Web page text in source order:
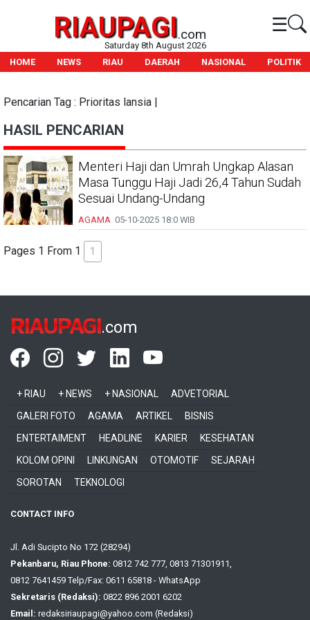
RIAUPAGI.com ☰
Saturday 8th August 2026
HOME
NEWS RIAU DAERAH NASIONAL POLITIK
Pencarian Tag : Prioritas lansia |
HASIL PENCARIAN
Menteri Haji dan Umrah Ungkap Alasan
Masa Tunggu Haji Jadi 26,4 Tahun Sudah
Sesuai Undang-Undang
AGAMA 05-10-2025 18:0 WIB
Pages 1 From 1 1
RIAUPAGI.com
+ RIAU + NEWS + NASIONAL
ADVETORIAL
GALERI FOTO
AGAMA ARTIKEL
BISNIS
ENTERTAIMENT
HEADLINE KARIER
KESEHATAN
KOLOM OPINI
LINKUNGAN OTOMOTIF
SEJARAH
SOROTAN
TEKNOLOGI
CONTACT INFO
Jl. Adi Sucipto No 172 (28294)
Pekanbaru, Riau Phone: 0812 742 777, 0813 71301911,
0812 7641459 Telp/Fax: 0611 65818 - WhatsApp
Sekretaris (Redaksi): 0822 896 2001 6202
Email: redaksiriaupagi@yahoo.com (Redaksi)